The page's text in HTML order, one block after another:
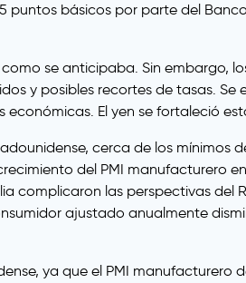
básicos por parte del
se anticipaba. Sin embargo,
y posibles recortes de tasas.
El yen se fortaleció
cerca de los mínimos
del PMI manufacturero
complicaron las perspectivas
ajustado anualmente
ya que el PMI